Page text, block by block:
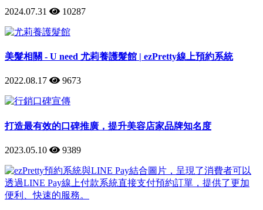
2024.07.31 10287
美髮相關 - U need 尤莉養護髮館 | ezPretty線上預約系統
2022.08.17 9673
打造最有效的口碑推廣，提升美容店家品牌知名度
2023.05.10 9389